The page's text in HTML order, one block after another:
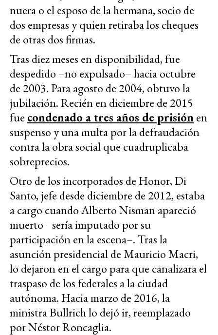
nuera o el esposo de la hermana, socio de
dos empresas y quien retiraba los cheques
de otras dos firmas.
Tras diez meses en disponibilidad, fue
despedido –no expulsado– hacia octubre
de 2003. Para agosto de 2004, obtuvo la
jubilación. Recién en diciembre de 2015
fue condenado a tres años de prisiónen
suspenso y una multa por la defraudación
contra la obra social que cuadruplicaba
sobreprecios.
Otro de los incorporados de Honor, Di
Santo, jefe desde diciembre de 2012, estaba
a cargo cuando Alberto Nisman apareció
muerto –sería imputado por su
participación en la escena–. Tras la
asunción presidencial de Mauricio Macri,
lo dejaron en el cargo para que canalizara el
traspaso de los federales a la ciudad
autónoma. Hacia marzo de 2016, la
ministra Bullrich lo dejó ir, reemplazado
por Néstor Roncaglia.